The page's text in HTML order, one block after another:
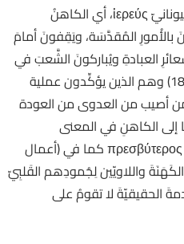
فَفي الأصلِ اليونانيّ ἱερεύς، أي الكاهنُ
بالأُمورِ المُقدَّسَة، ويَقِفونَ أمامَ
العبادةِ ويُباركونَ الشَّعبَ في
المُناسباتِ الكُبرى (2 صموئيل 6: 18) وهم الذين يؤكِّدون عملية
أصيب من العدوى من العودة
إلى الكاهنِ في المعنى
المسيحيِّ الحَاليّ المعروف باسم πρεσβύτερος كما في (أعمال
يسوعُ الكَهَنَةَ واللاويّين لِجُمودِهم القَلبِيّ
أنَّ الخدمةَ الحقيقيّةَ لا تقومُ على